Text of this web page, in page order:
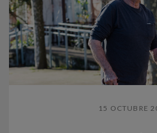
15 OCTUBRE